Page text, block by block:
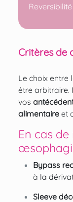
Reversibilité
Critères de
Le choix entre
être arbitraire.
vos
alimentaireet
En cas
Bypass
à la
Sleeve